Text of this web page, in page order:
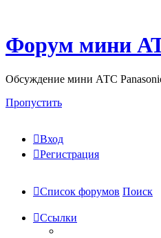
Форум мини
Обсуждение мини АТС
Пропустить
Вход
Регистрация
Список форумов Поиск
Ссылки